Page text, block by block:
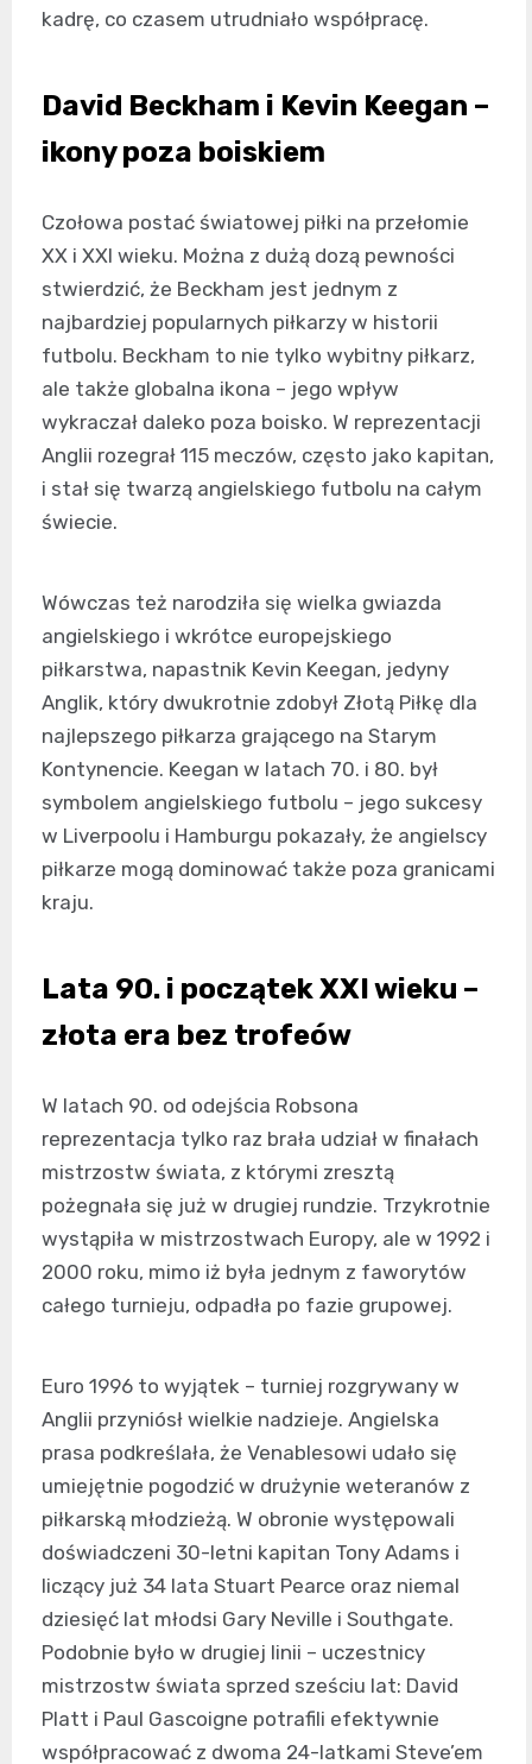
kadrę, co czasem utrudniało współpracę.
David Beckham i Kevin Keegan –
ikony poza boiskiem
Czołowa postać światowej piłki na przełomie
XX i XXI wieku. Można z dużą dozą pewności
stwierdzić, że Beckham jest jednym z
najbardziej popularnych piłkarzy w historii
futbolu. Beckham to nie tylko wybitny piłkarz,
ale także globalna ikona – jego wpływ
wykraczał daleko poza boisko. W reprezentacji
Anglii rozegrał 115 meczów, często jako kapitan,
i stał się twarzą angielskiego futbolu na całym
świecie.
Wówczas też narodziła się wielka gwiazda
angielskiego i wkrótce europejskiego
piłkarstwa, napastnik Kevin Keegan, jedyny
Anglik, który dwukrotnie zdobył Złotą Piłkę dla
najlepszego piłkarza grającego na Starym
Kontynencie. Keegan w latach 70. i 80. był
symbolem angielskiego futbolu – jego sukcesy
w Liverpoolu i Hamburgu pokazały, że angielscy
piłkarze mogą dominować także poza granicami
kraju.
Lata 90. i początek XXI wieku –
złota era bez trofeów
W latach 90. od odejścia Robsona
reprezentacja tylko raz brała udział w finałach
mistrzostw świata, z którymi zresztą
pożegnała się już w drugiej rundzie. Trzykrotnie
wystąpiła w mistrzostwach Europy, ale w 1992 i
2000 roku, mimo iż była jednym z faworytów
całego turnieju, odpadła po fazie grupowej.
Euro 1996 to wyjątek – turniej rozgrywany w
Anglii przyniósł wielkie nadzieje. Angielska
prasa podkreślała, że Venablesowi udało się
umiejętnie pogodzić w drużynie weteranów z
piłkarską młodzieżą. W obronie występowali
doświadczeni 30-letni kapitan Tony Adams i
liczący już 34 lata Stuart Pearce oraz niemal
dziesięć lat młodsi Gary Neville i Southgate.
Podobnie było w drugiej linii – uczestnicy
mistrzostw świata sprzed sześciu lat: David
Platt i Paul Gascoigne potrafili efektywnie
współpracować z dwoma 24-latkami Steve’em